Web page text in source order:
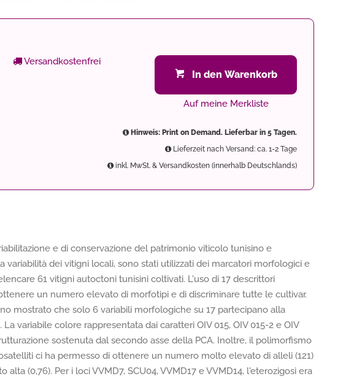
Versandkostenfrei
In den Warenkorb
Auf meine Merkliste
Hinweis: Print on Demand. Lieferbar in 5 Tagen.
Lieferzeit nach Versand: ca. 1-2 Tage
inkl. MwSt. & Versandkosten (innerhalb Deutschlands)
e di conservazione del patrimonio viticolo tunisino e
variabilità dei vitigni locali, sono stati utilizzati dei marcatori morfologici e
61 vitigni autoctoni tunisini coltivati. L'uso di 17 descrittori
un numero elevato di morfotipi e di discriminare tutte le cultivar.
mostrato che solo 6 variabili morfologiche su 17 partecipano alla
variabile colore rappresentata dai caratteri OIV 015, OIV 015-2 e OIV
sostenuta dal secondo asse della PCA. Inoltre, il polimorfismo
ci ha permesso di ottenere un numero molto elevato di alleli (121)
(0,76). Per i loci VVMD7, SCU04, VVMD17 e VVMD14, l'eterozigosi era